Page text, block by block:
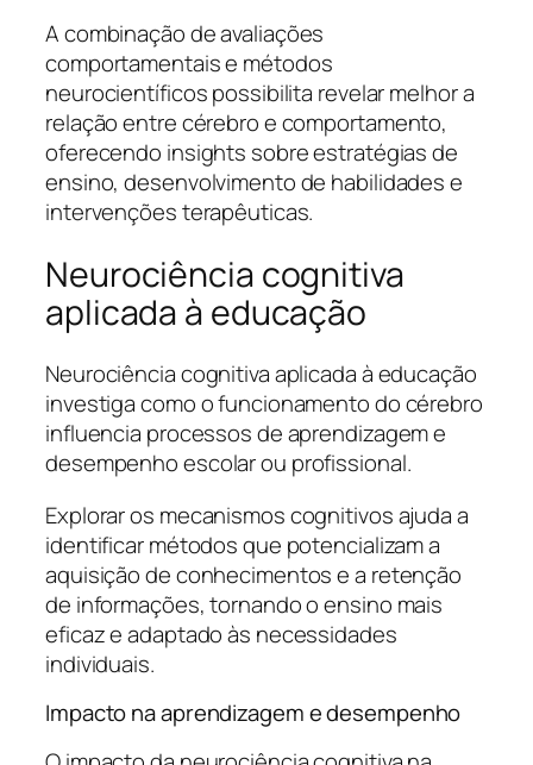
A combinação de avaliações
comportamentais e métodos
neurocientíficos possibilita revelar melhor a
relação entre cérebro e comportamento,
oferecendo insights sobre estratégias de
ensino, desenvolvimento de habilidades e
intervenções terapêuticas.
Neurociência cognitiva
aplicada à educação
Neurociência cognitiva aplicada à educação
investiga como o funcionamento do cérebro
influencia processos de aprendizagem e
desempenho escolar ou profissional.
Explorar os mecanismos cognitivos ajuda a
identificar métodos que potencializam a
aquisição de conhecimentos e a retenção
de informações, tornando o ensino mais
eficaz e adaptado às necessidades
individuais.
Impacto na aprendizagem e desempenho